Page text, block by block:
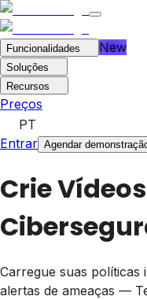
Funcionalidades New
Soluções
Recursos
Preços
PT
Entrar Agendar
Crie
Carregue suas políticas
alertas de ameaças —